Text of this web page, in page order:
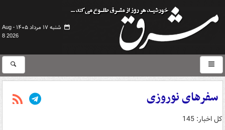
شنبه ۱۷ مرداد ۱۴۰۵ -
Aug
8 2026
سفرهای نوروزی
کل اخبار: 145